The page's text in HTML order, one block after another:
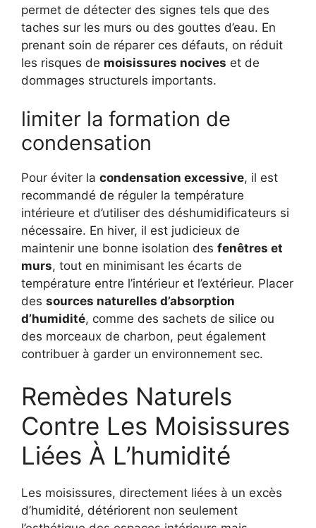
permet de détecter des signes tels que des
taches sur les murs ou des gouttes d’eau. En
prenant soin de réparer ces défauts, on réduit
les risques de moisissures nocives et de
dommages structurels importants.
limiter la formation de
condensation
Pour éviter la condensation excessive, il est
recommandé de réguler la température
intérieure et d’utiliser des déshumidificateurs si
nécessaire. En hiver, il est judicieux de
maintenir une bonne isolation des fenêtres et
murs, tout en minimisant les écarts de
température entre l’intérieur et l’extérieur. Placer
des sources naturelles d’absorption
d’humidité, comme des sachets de silice ou
des morceaux de charbon, peut également
contribuer à garder un environnement sec.
Remèdes Naturels
Contre Les Moisissures
Liées À L’humidité
Les moisissures, directement liées à un excès
d’humidité, détériorent non seulement